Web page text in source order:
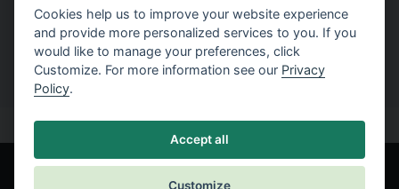
to solve a specific tasks.
Cookies help us to improve your website experience
and provide more personalized services to you. If you
would like to manage your preferences, click
Customize. For more information see our Privacy
Policy.
Accept all
Customize